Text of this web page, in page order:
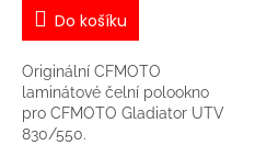
Do košíku
Originální CFMOTO
laminátové čelní polookno
pro CFMOTO Gladiator UTV
830/550.